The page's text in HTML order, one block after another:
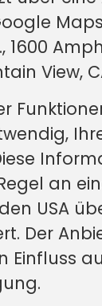
1600
View,
an
USA
Der
Einfluss